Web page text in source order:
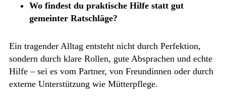
Wo findest du praktische Hilfe statt gut
gemeinter Ratschläge?
Ein tragender Alltag entsteht nicht durch Perfektion,
sondern durch klare Rollen, gute Absprachen und echte
Hilfe – sei es vom Partner, von Freundinnen oder durch
externe Unterstützung wie Mütterpflege.